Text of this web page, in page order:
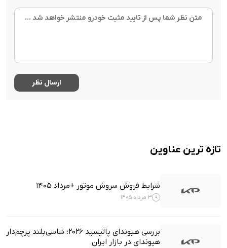
تازه ترین عناوین
شرایط فروش سروش موتور +مرداد 1405
3 مرداد 1405
بررسی هیوندای پالیسید ۲۰۲۶؛ شاسی‌بلند پرچم‌دار
هیوندای در بازار ایران